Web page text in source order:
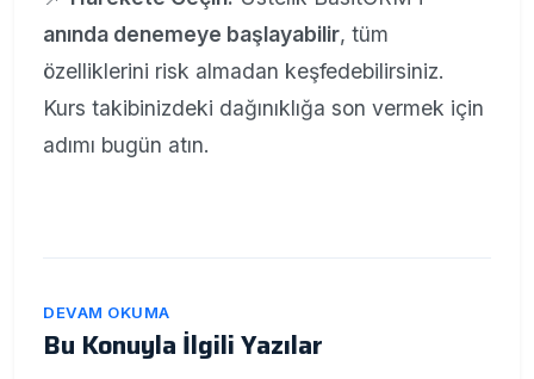
anında denemeye başlayabilir, tüm
özelliklerini risk almadan keşfedebilirsiniz.
Kurs takibinizdeki dağınıklığa son vermek için
adımı bugün atın.
DEVAM OKUMA
Bu Konuyla İlgili Yazılar